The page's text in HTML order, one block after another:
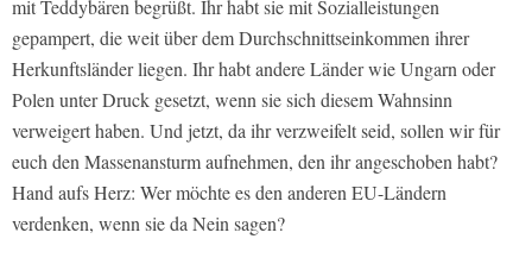
mit Teddybären begrüßt. Ihr habt sie mit Sozialleistungen
gepampert, die weit über dem Durchschnittseinkommen ihrer
Herkunftsländer liegen. Ihr habt andere Länder wie Ungarn oder
Polen unter Druck gesetzt, wenn sie sich diesem Wahnsinn
verweigert haben. Und jetzt, da ihr verzweifelt seid, sollen wir für
euch den Massenansturm aufnehmen, den ihr angeschoben habt?
Hand aufs Herz: Wer möchte es den anderen EU-Ländern
verdenken, wenn sie da Nein sagen?